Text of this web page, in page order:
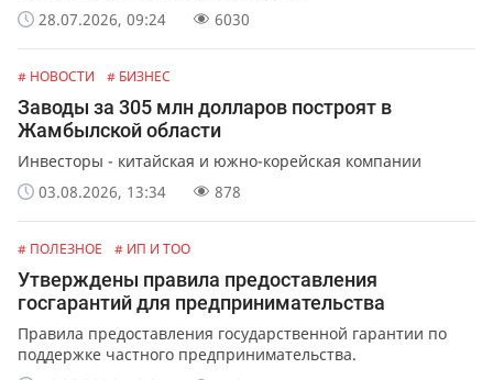
28.07.2026, 09:24
6030
# НОВОСТИ # БИЗНЕС
Заводы за 305 млн долларов построят в
Жамбылской области
Инвесторы - китайская и южно-корейская компании
03.08.2026, 13:34
878
# ПОЛЕЗНОЕ # ИП И ТОО
Утверждены правила предоставления
госгарантий для предпринимательства
Правила предоставления государственной гарантии по
поддержке частного предпринимательства.